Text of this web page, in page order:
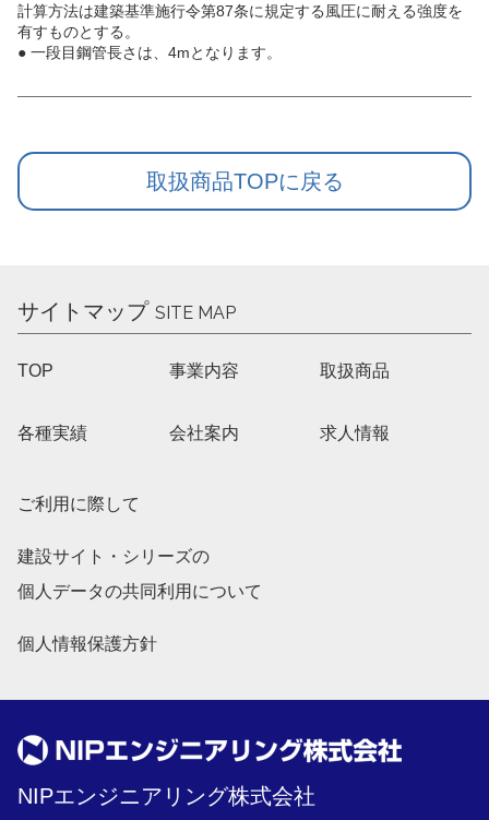
計算方法は建築基準施行令第87条に規定する風圧に耐える強度を
有すものとする。
● 一段目鋼管長さは、4mとなります。
取扱商品TOPに戻る
サイトマップ SITE MAP
TOP 事業内容 取扱商品
各種実績 会社案内 求人情報
ご利用に際して
建設サイト・シリーズの
個人データの共同利用について
個人情報保護方針
NIPエンジニアリング株式会社